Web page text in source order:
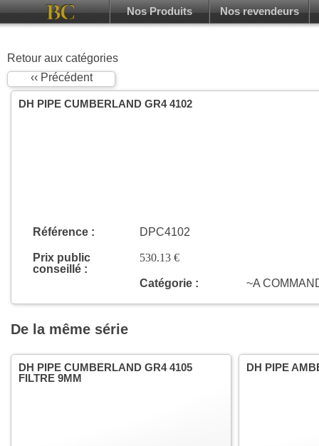
Nos Produits Nos revendeurs
Retour aux catégories
‹‹ Précédent
DH PIPE CUMBERLAND GR4 4102
Référence : DPC4102
Prix public
conseillé :
530.13 €
Catégorie : ~A
De la même série
DH PIPE CUMBERLAND GR4 4105
FILTRE 9MM
DH PIPE